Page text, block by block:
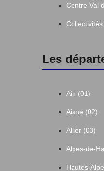
Centre-Val
Les
Ain (01)
Aisne (02)
Allier (03)
Alpes-de-
Hautes-